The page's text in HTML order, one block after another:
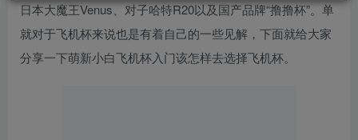
日本大魔王Venus、对子哈特R20以及国产品牌“撸撸杯”。单
就对于飞机杯来说也是有着自己的一些见解，下面就给大家
分享一下萌新小白飞机杯入门该怎样去选择飞机杯。